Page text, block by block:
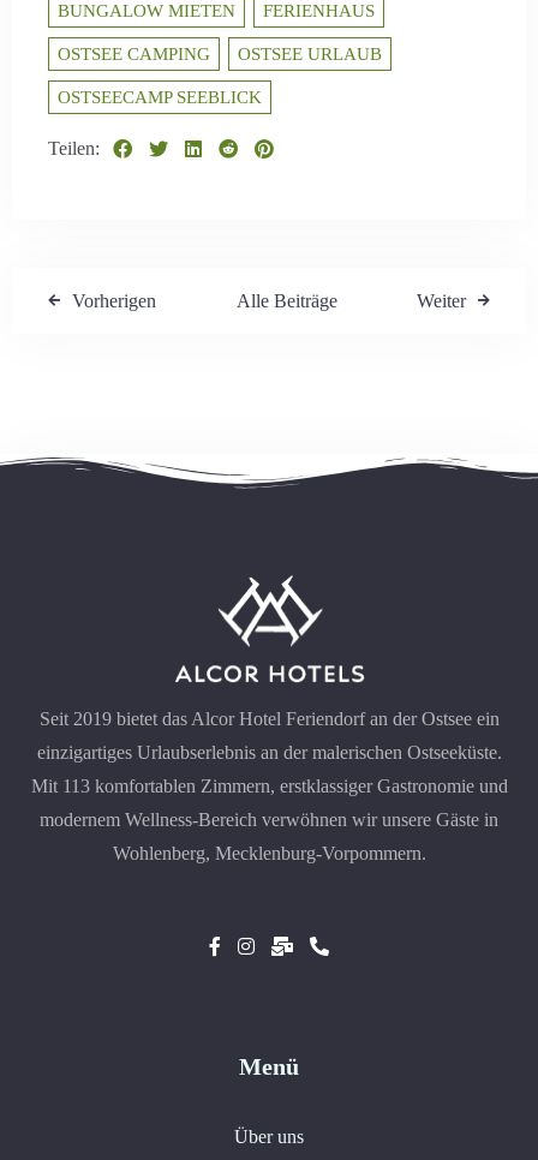
BUNGALOW MIETEN FERIENHAUS
OSTSEE CAMPING OSTSEE URLAUB
OSTSEECAMP SEEBLICK
Teilen:
Vorherigen Alle Beiträge Weiter
Seit 2019 bietet das Alcor Hotel Feriendorf an der Ostsee ein
einzigartiges Urlaubserlebnis an der malerischen Ostseeküste.
Mit 113 komfortablen Zimmern, erstklassiger Gastronomie und
modernem Wellness-Bereich verwöhnen wir unsere Gäste in
Wohlenberg, Mecklenburg-Vorpommern.
Menü
Über uns